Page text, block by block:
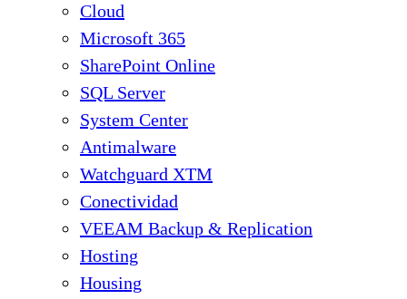
Cloud
Microsoft 365
SharePoint Online
SQL Server
System Center
Antimalware
Watchguard XTM
Conectividad
VEEAM Backup & Replication
Hosting
Housing